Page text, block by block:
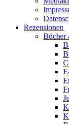
Rezensionen
Bücher